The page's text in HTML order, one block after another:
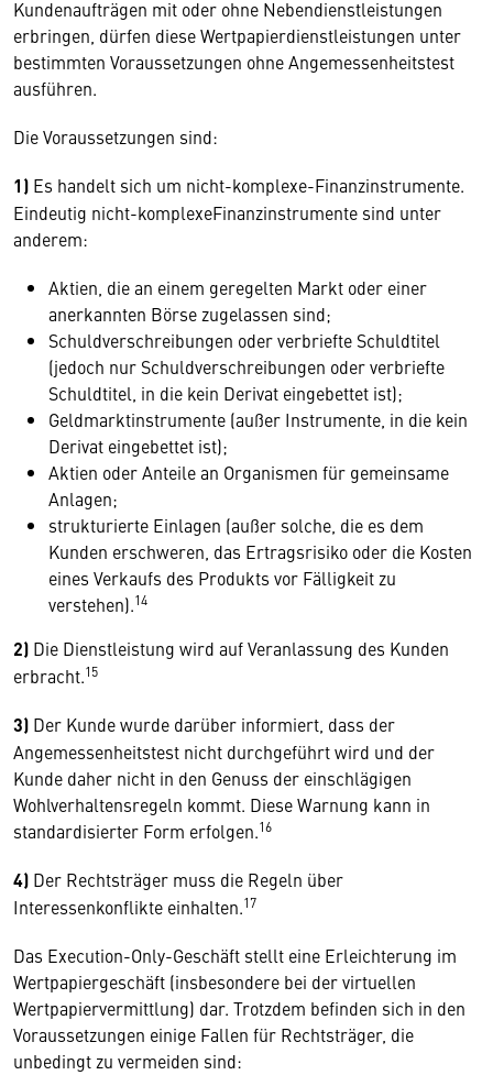
Kundenaufträgen mit oder ohne Nebendienstleistungen
erbringen, dürfen diese Wertpapierdienstleistungen unter
bestimmten Voraussetzungen ohne Angemessenheitstest
ausführen.
Die Voraussetzungen sind:
1) Es handelt sich um nicht-komplexe-Finanzinstrumente.
Eindeutig nicht-komplexeFinanzinstrumente sind unter
anderem:
Aktien, die an einem geregelten Markt oder einer
anerkannten Börse zugelassen sind;
Schuldverschreibungen oder verbriefte Schuldtitel
(jedoch nur Schuldverschreibungen oder verbriefte
Schuldtitel, in die kein Derivat eingebettet ist);
Geldmarktinstrumente (außer Instrumente, in die kein
Derivat eingebettet ist);
Aktien oder Anteile an Organismen für gemeinsame
Anlagen;
strukturierte Einlagen (außer solche, die es dem
Kunden erschweren, das Ertragsrisiko oder die Kosten
eines Verkaufs des Produkts vor Fälligkeit zu
verstehen).14
2) Die Dienstleistung wird auf Veranlassung des Kunden
erbracht.15
3) Der Kunde wurde darüber informiert, dass der
Angemessenheitstest nicht durchgeführt wird und der
Kunde daher nicht in den Genuss der einschlägigen
Wohlverhaltensregeln kommt. Diese Warnung kann in
standardisierter Form erfolgen.16
4) Der Rechtsträger muss die Regeln über
Interessenkonflikte einhalten.17
Das Execution-Only-Geschäft stellt eine Erleichterung im
Wertpapiergeschäft (insbesondere bei der virtuellen
Wertpapiervermittlung) dar. Trotzdem befinden sich in den
Voraussetzungen einige Fallen für Rechtsträger, die
unbedingt zu vermeiden sind: